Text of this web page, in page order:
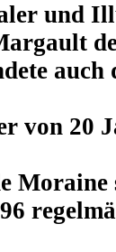
und
auch
von 20